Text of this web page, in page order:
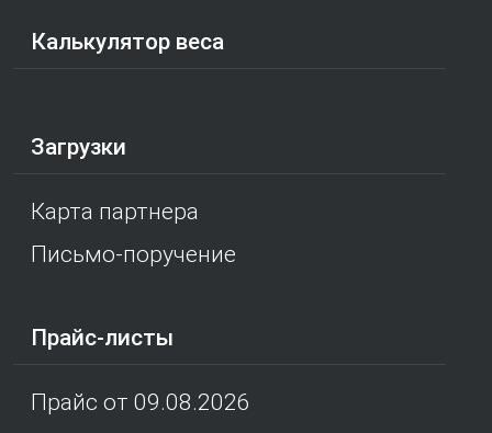
Калькулятор веса
Загрузки
Карта партнера
Письмо-поручение
Прайс-листы
Прайс от 09.08.2026